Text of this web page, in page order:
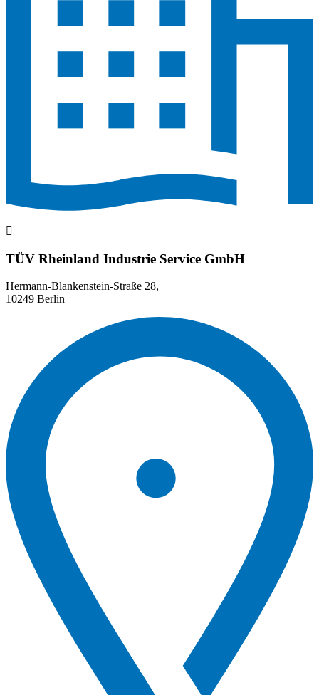
TÜV Rheinland Industrie Service GmbH
Hermann-Blankenstein-Straße 28,
10249 Berlin